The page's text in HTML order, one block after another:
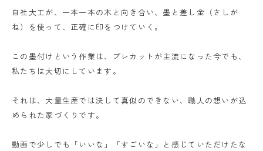
自社大工が、一本一本の木と向き合い、墨と差し金（さしが
ね）を使って、正確に印をつけていく。
この墨付けという作業は、プレカットが主流になった今でも、
私たちは大切にしています。
それは、大量生産では決して真似のできない、職人の想いが込
められた家づくりです。
動画で少しでも「いいな」「すごいな」と感じていただけたな